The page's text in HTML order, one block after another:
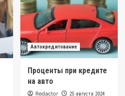
Автокредитование
Проценты при кредите
на авто
Redactor 25 августа 2024